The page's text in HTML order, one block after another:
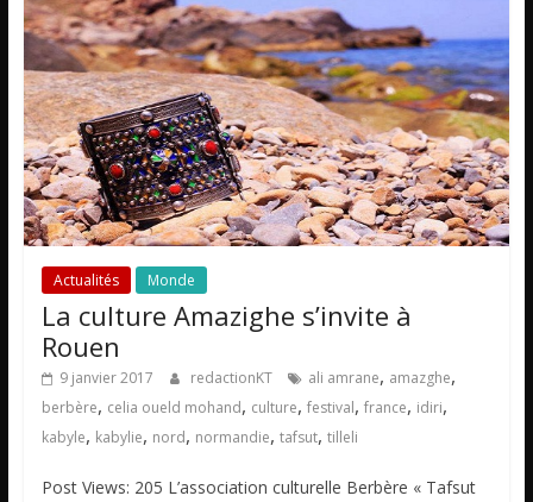
Actualités Monde
La culture Amazighe s’invite à
Rouen
9 janvier 2017 redactionKT ali amrane, amazghe,
berbère, celia oueld mohand, culture, festival, france, idiri,
kabyle, kabylie, nord, normandie, tafsut, tilleli
Post Views: 205 L’association culturelle Berbère « Tafsut